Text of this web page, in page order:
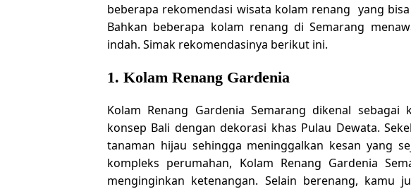
beberapa rekomendasi wisata kolam renang yang
Bahkan beberapa kolam renang di Semarang
indah. Simak rekomendasinya berikut ini.
1. Kolam Renang Gardenia
Kolam Renang Gardenia Semarang dikenal
konsep Bali dengan dekorasi khas Pulau Dewata.
tanaman hijau sehingga meninggalkan kesan yang
kompleks perumahan, Kolam Renang Gardenia
menginginkan ketenangan. Selain berenang, kamu